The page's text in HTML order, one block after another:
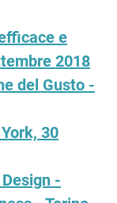
e
2018
del Gusto -
30
-